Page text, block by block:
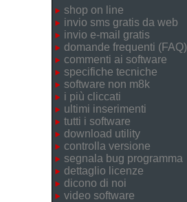
shop on line
invio sms gratis da web
invio e-mail gratis
domande frequenti (FAQ)
commenti ai software
specifiche tecniche
software non m8k
i più cliccati
ultimi inserimenti
tutti i software
download utility
controlla versione
segnala bug programma
dettaglio licenze
dicono di noi
video software